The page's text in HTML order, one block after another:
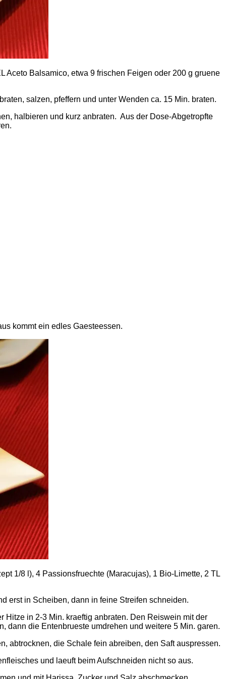
Aceto Balsamico, etwa 9 frischen Feigen oder 200 g gruene
salzen, pfeffern und unter Wenden ca. 15 Min. braten.
halbieren und kurz anbraten. Aus der Dose-Abgetropfte
kommt ein edles Gaesteessen.
1/8 l), 4 Passionsfruechte (Maracujas), 1 Bio-Limette, 2 TL
erst in Scheiben, dann in feine Streifen schneiden.
in 2-3 Min. kraeftig anbraten. Den Reiswein mit der
dann die Entenbrueste umdrehen und weitere 5 Min. garen.
abtrocknen, die Schale fein abreiben, den Saft auspressen.
und laeuft beim Aufschneiden nicht so aus.